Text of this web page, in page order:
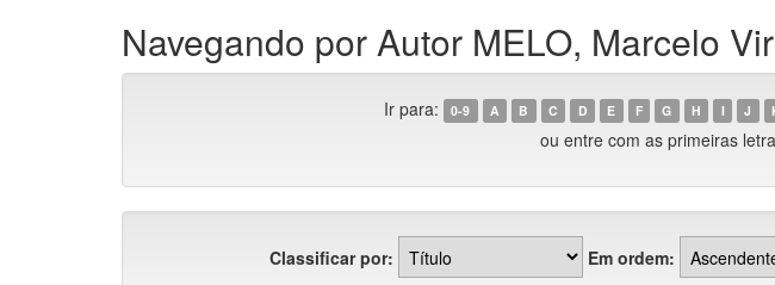
Navegando por Autor MELO, Marcelo
Ir para: 0-9 A B C D E F G H I J
ou entre com as primeiras
Classificar por: Em ordem: